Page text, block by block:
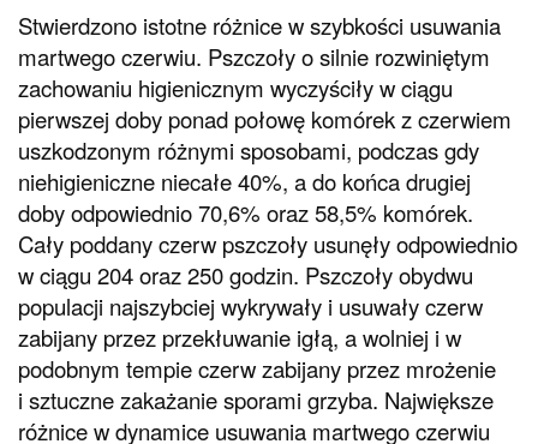
Stwierdzono istotne różnice w szybkości usuwania
martwego czerwiu. Pszczoły o silnie rozwiniętym
zachowaniu higienicznym wyczyściły w ciągu
pierwszej doby ponad połowę komórek z czerwiem
uszkodzonym różnymi sposobami, podczas gdy
niehigieniczne niecałe 40%, a do końca drugiej
doby odpowiednio 70,6% oraz 58,5% komórek.
Cały poddany czerw pszczoły usunęły odpowiednio
w ciągu 204 oraz 250 godzin. Pszczoły obydwu
populacji najszybciej wykrywały i usuwały czerw
zabijany przez przekłuwanie igłą, a wolniej i w
podobnym tempie czerw zabijany przez mrożenie
i sztuczne zakażanie sporami grzyba. Największe
różnice w dynamice usuwania martwego czerwiu